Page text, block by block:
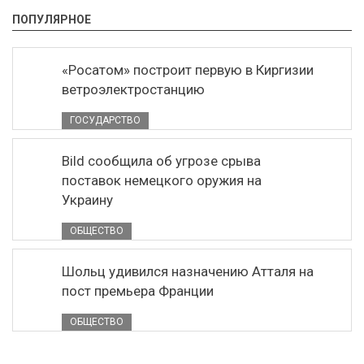
ПОПУЛЯРНОЕ
«Росатом» построит первую в Киргизии
ветроэлектростанцию
ГОСУДАРСТВО
Bild сообщила об угрозе срыва
поставок немецкого оружия на
Украину
ОБЩЕСТВО
Шольц удивился назначению Атталя на
пост премьера Франции
ОБЩЕСТВО